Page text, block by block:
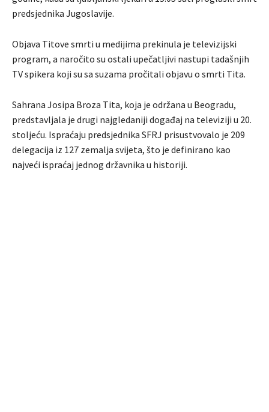
predsjednika Jugoslavije.
Objava Titove smrti u medijima prekinula je televizijski
program, a naročito su ostali upečatljivi nastupi tadašnjih
TV spikera koji su sa suzama pročitali objavu o smrti Tita.
Sahrana Josipa Broza Tita, koja je održana u Beogradu,
predstavljala je drugi najgledaniji događaj na televiziji u 20.
stoljeću. Ispraćaju predsjednika SFRJ prisustvovalo je 209
delegacija iz 127 zemalja svijeta, što je definirano kao
najveći ispraćaj jednog državnika u historiji.